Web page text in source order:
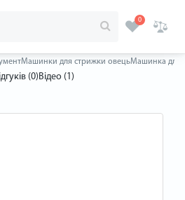
0
Машинки для стрижки овецьМашинка для
(0)Відео (1)